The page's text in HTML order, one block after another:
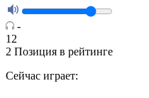
-
12
2 Позиция в рейтинге
Сейчас играет: